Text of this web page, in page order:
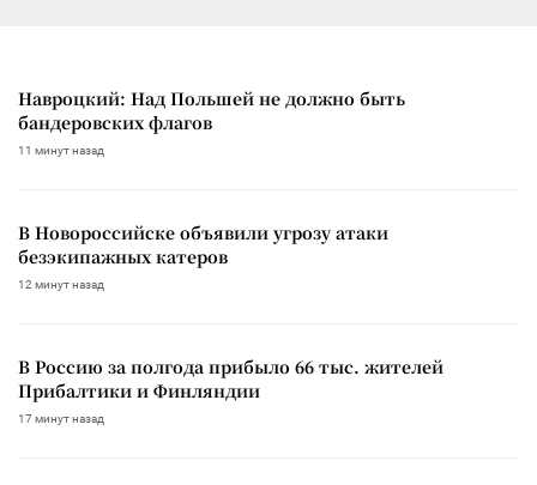
Навроцкий: Над Польшей не должно быть
бандеровских флагов
11 минут назад
В Новороссийске объявили угрозу атаки
безэкипажных катеров
12 минут назад
В Россию за полгода прибыло 66 тыс. жителей
Прибалтики и Финляндии
17 минут назад